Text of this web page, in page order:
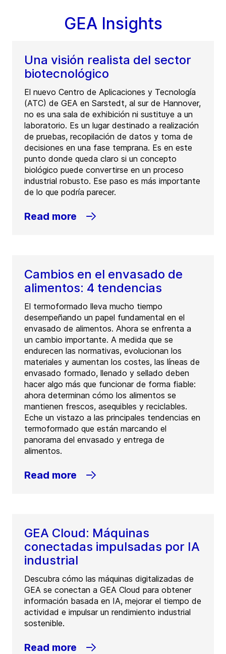
GEA Insights
Una visión realista del sector
biotecnológico
El nuevo Centro de Aplicaciones y Tecnología
(ATC) de GEA en Sarstedt, al sur de Hannover,
no es una sala de exhibición ni sustituye a un
laboratorio. Es un lugar destinado a realización
de pruebas, recopilación de datos y toma de
decisiones en una fase temprana. Es en este
punto donde queda claro si un concepto
biológico puede convertirse en un proceso
industrial robusto. Ese paso es más importante
de lo que podría parecer.
Read more
Cambios en el envasado de
alimentos: 4 tendencias
El termoformado lleva mucho tiempo
desempeñando un papel fundamental en el
envasado de alimentos. Ahora se enfrenta a
un cambio importante. A medida que se
endurecen las normativas, evolucionan los
materiales y aumentan los costes, las líneas de
envasado formado, llenado y sellado deben
hacer algo más que funcionar de forma fiable:
ahora determinan cómo los alimentos se
mantienen frescos, asequibles y reciclables.
Eche un vistazo a las principales tendencias en
termoformado que están marcando el
panorama del envasado y entrega de
alimentos.
Read more
GEA Cloud: Máquinas
conectadas impulsadas por IA
industrial
Descubra cómo las máquinas digitalizadas de
GEA se conectan a GEA Cloud para obtener
información basada en IA, mejorar el tiempo de
actividad e impulsar un rendimiento industrial
sostenible.
Read more